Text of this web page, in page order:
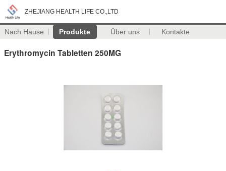
ZHEJIANG HEALTH LIFE CO.,LTD
Nach Hause Produkte Über uns Kontakte
Erythromycin Tabletten 250MG